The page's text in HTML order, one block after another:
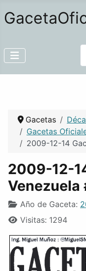
Gacetas
Gacetas
2009-12-14
2009-12-
Venezuela
Año de Gaceta:
Visitas: 1294